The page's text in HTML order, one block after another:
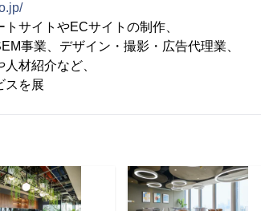
サイトやECサイトの制作、
デザイン・撮影・広告代理業、
紹介など、
を展